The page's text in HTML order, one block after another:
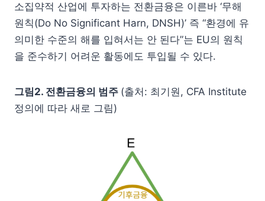
소집약적 산업에 투자하는 전환금융은 이른바 ‘무해
원칙(Do No Significant Harn, DNSH)’ 즉 “환경에 유
의미한 수준의 해를 입혀서는 안 된다”는 EU의 원칙
을 준수하기 어려운 활동에도 투입될 수 있다.
그림2. 전환금융의 범주 (출처: 최기원, CFA Institute
정의에 따라 새로 그림)